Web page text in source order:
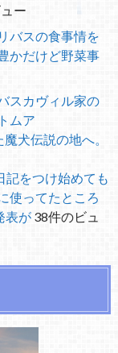
ー
バスの食事情を
かだけど野菜事
スカヴィル家の
ムア
犬伝説の地へ。
記をつけ始めても
使ってたところ
表が 38件のビュ